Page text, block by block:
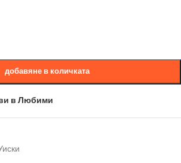
добавяне в количката
в Любими